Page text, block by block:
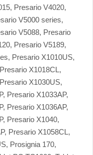
Presario V4020,
V5000 series,
V5088, Presario
Presario V5189,
Presario X1010US,
X1018CL,
X1030US,
Presario X1033AP,
Presario X1036AP,
Presario X1040,
Presario X1058CL,
Prosignia 170,